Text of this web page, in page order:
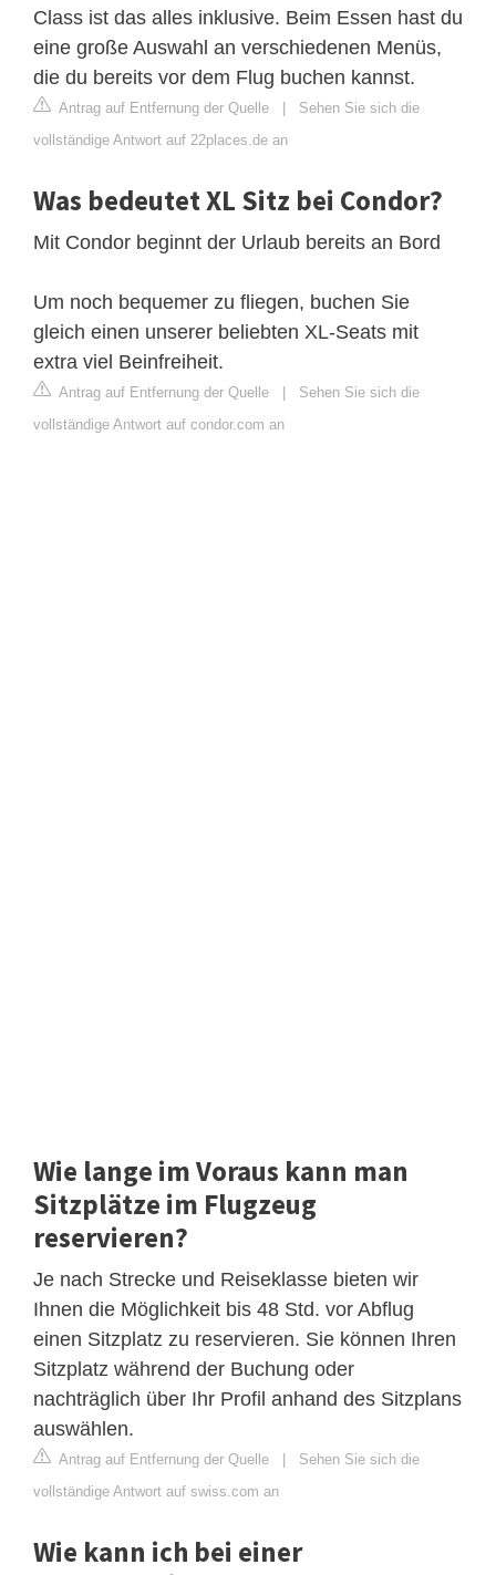
Class ist das alles inklusive. Beim Essen hast du
eine große Auswahl an verschiedenen Menüs,
die du bereits vor dem Flug buchen kannst.
Antrag auf Entfernung der Quelle | Sehen Sie sich die
vollständige Antwort auf 22places.de an
Was bedeutet XL Sitz bei Condor?
Mit Condor beginnt der Urlaub bereits an Bord
Um noch bequemer zu fliegen, buchen Sie
gleich einen unserer beliebten XL-Seats mit
extra viel Beinfreiheit.
Antrag auf Entfernung der Quelle | Sehen Sie sich die
vollständige Antwort auf condor.com an
Wie lange im Voraus kann man
Sitzplätze im Flugzeug
reservieren?
Je nach Strecke und Reiseklasse bieten wir
Ihnen die Möglichkeit bis 48 Std. vor Abflug
einen Sitzplatz zu reservieren. Sie können Ihren
Sitzplatz während der Buchung oder
nachträglich über ​Ihr Profil anhand des Sitzplans
auswählen.
Antrag auf Entfernung der Quelle | Sehen Sie sich die
vollständige Antwort auf swiss.com an
Wie kann ich bei einer